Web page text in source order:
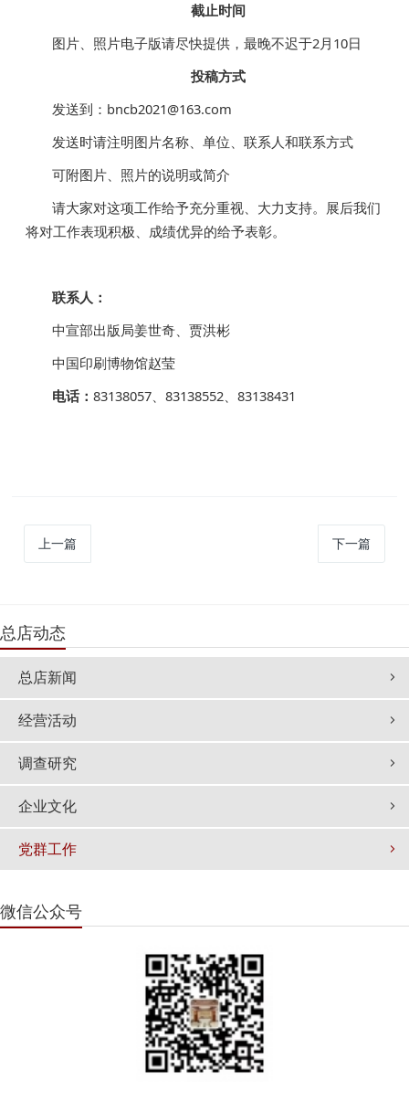
截止时间
图片、照片电子版请尽快提供，最晚不迟于2月10日
投稿方式
发送到：bncb2021@163.com
发送时请注明图片名称、单位、联系人和联系方式
可附图片、照片的说明或简介
请大家对这项工作给予充分重视、大力支持。展后我们
将对工作表现积极、成绩优异的给予表彰。
联系人：
中宣部出版局姜世奇、贾洪彬
中国印刷博物馆赵莹
电话：83138057、83138552、83138431
上一篇 下一篇
总店动态
总店新闻
经营活动
调查研究
企业文化
党群工作
微信公众号